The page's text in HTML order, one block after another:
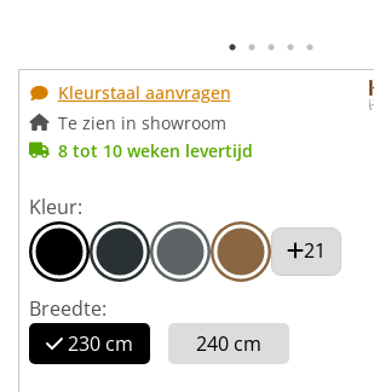
Kleurstaal aanvragen
Te zien in showroom
8 tot 10 weken levertijd
Kleur:
21
Breedte:
230 cm
240 cm